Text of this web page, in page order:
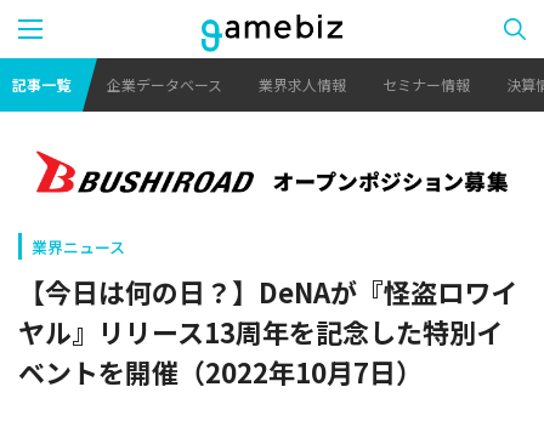
記事一覧 企業データベース 業界求人情報 セミナー情報 決算
業界ニュース
【今日は何の日？】DeNAが『怪盗ロワイ
ヤル』リリース13周年を記念した特別イ
ベントを開催（2022年10月7日）